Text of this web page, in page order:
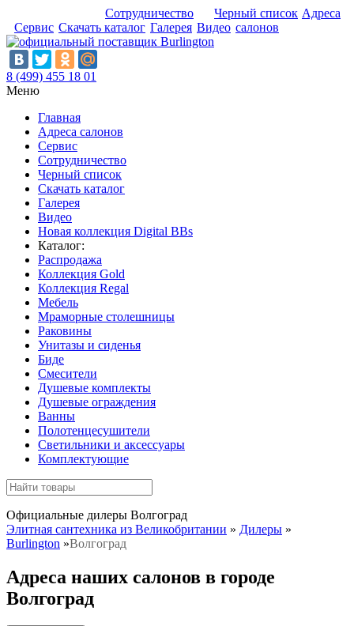
Сотрудничество Черный список Адреса
салонов
Сервис Скачать каталог Галерея Видео
8 (499) 455 18 01
Меню
Главная
Адреса салонов
Сервис
Сотрудничество
Черный список
Скачать каталог
Галерея
Видео
Новая коллекция Digital BBs
Каталог:
Распродажа
Коллекция Gold
Коллекция Regal
Мебель
Мраморные столешницы
Раковины
Унитазы и сиденья
Биде
Смесители
Душевые комплекты
Душевые ограждения
Ванны
Полотенцесушители
Светильники и аксессуары
Комплектующие
Официальные дилеры Волгоград
Элитная сантехника из Великобритании » Дилеры »
Burlington »Волгоград
Адреса наших салонов в городе
Волгоград